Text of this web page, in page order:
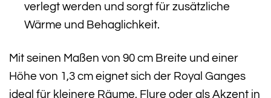
verlegt werden und sorgt für zusätzliche
Wärme und Behaglichkeit.
Mit seinen Maßen von 90 cm Breite und einer
Höhe von 1,3 cm eignet sich der Royal Ganges
ideal für kleinere Räume, Flure oder als Akzent in